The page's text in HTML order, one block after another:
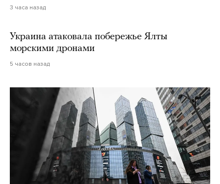
3 часа назад
Украина атаковала побережье Ялты
морскими дронами
5 часов назад